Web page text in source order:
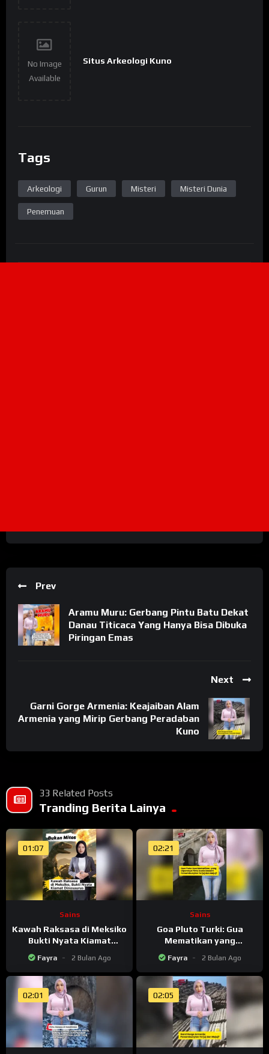
No Image
Available
Situs Arkeologi Kuno
Tags
Arkeologi Gurun Misteri Misteri Dunia
Penemuan
Prev
Aramu Muru: Gerbang Pintu Batu Dekat
Danau Titicaca Yang Hanya Bisa Dibuka
Piringan Emas
Next
Garni Gorge Armenia: Keajaiban Alam
Armenia yang Mirip Gerbang Peradaban
Kuno
33 Related Posts
Tranding Berita Lainya
01:07
Sains
Kawah Raksasa di Meksiko
Bukti Nyata Kiamat
Fayra 2 Bulan Ago
02:21
Sains
Goa Pluto Turki: Gua
Mematikan yang
Dipercaya Pintu Dunia
Bawah
Fayra 2 Bulan Ago
02:01 02:05